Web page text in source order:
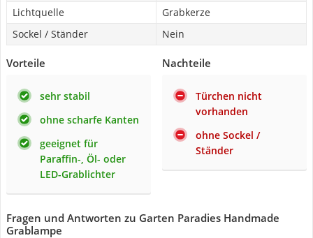
Lichtquelle
Grabkerze
Sockel / Ständer
Nein
Vorteile
sehr stabil
ohne scharfe Kanten
geeignet für
Paraffin-, Öl- oder
LED-Grablichter
Nachteile
Türchen nicht
vorhanden
ohne Sockel /
Ständer
Fragen und Antworten zu Garten Paradies Handmade
Grablampe